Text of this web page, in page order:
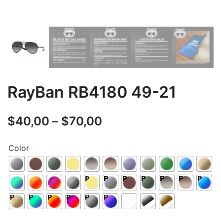
RayBan RB4180 49-21
$40,00 – $70,00
Color